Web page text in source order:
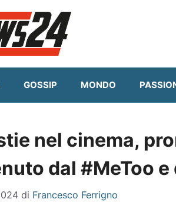
GOSSIP MONDO
nel cinema,
dal #MeToo e
di Francesco Ferrigno